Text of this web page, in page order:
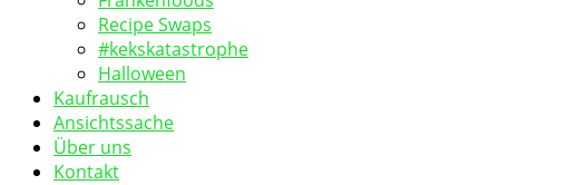
Recipe Swaps
#kekskatastrophe
Halloween
Kaufrausch
Ansichtssache
Über uns
Kontakt